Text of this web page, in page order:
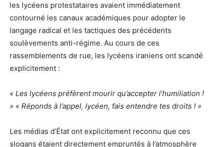
les lycéens protestataires avaient immédiatement
contourné les canaux académiques pour adopter le
langage radical et les tactiques des précédents
soulèvements anti-régime. Au cours de ces
rassemblements de rue, les lycéens iraniens ont scandé
explicitement :
« Les lycéens préfèrent mourir qu’accepter l’humiliation !
» « Réponds à l’appel, lycéen, fais entendre tes droits ! »
Les médias d’État ont explicitement reconnu que ces
slogans étaient directement empruntés à l’atmosphère